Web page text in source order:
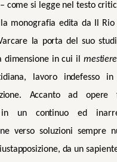
come si legge nel testo
monografia edita da Il
la porta del suo
dimensione in cui il mestiere
lavoro indefesso
Accanto ad
in un continuo ed
verso soluzioni sempre
da un